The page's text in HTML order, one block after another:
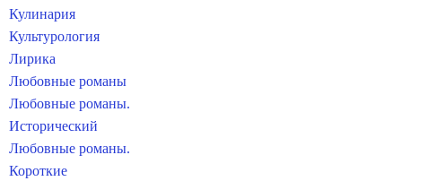
Кулинария
Культурология
Лирика
Любовные романы
Любовные романы.
Исторический
Любовные романы.
Короткие